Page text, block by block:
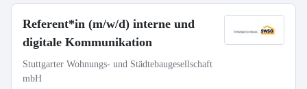
Referent*in (m/w/d) interne und
digitale Kommunikation
Stuttgarter Wohnungs- und Städtebaugesellschaft
mbH